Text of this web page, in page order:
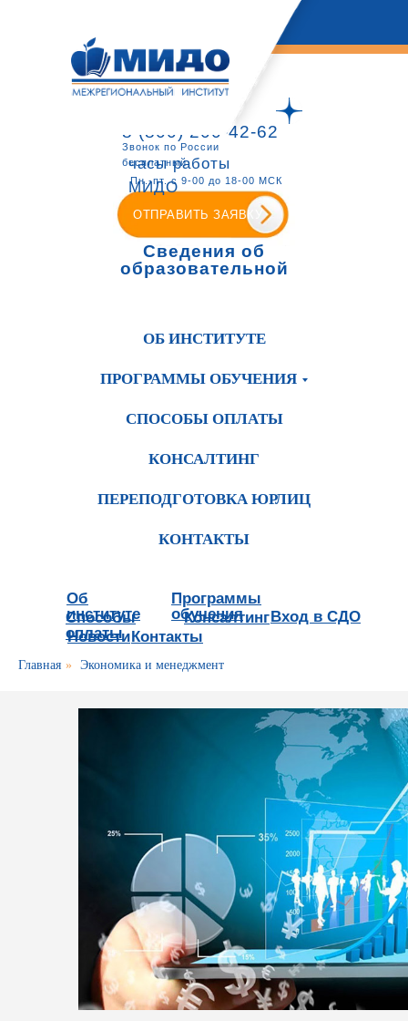
8 (800) 200-42-62
Звонок по России
бесплатный
ОТПРАВИТЬ ЗАЯВКУ
часы работы
МИДО
Пн.-пт. с 9-00 до 18-00 МСК
Сведения об
образовательной
ОБ ИНСТИТУТЕ
ПРОГРАММЫ ОБУЧЕНИЯ
СПОСОБЫ ОПЛАТЫ
КОНСАЛТИНГ
ПЕРЕПОДГОТОВКА ЮРЛИЦ
КОНТАКТЫ
Об
институте
Программы
обучения
Способы
оплаты
Консалтинг
Новости
Вход в СДО
Контакты
Главная » Экономика и менеджмент